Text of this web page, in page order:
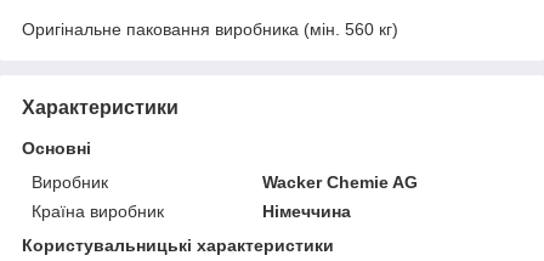
Оригінальне паковання виробника (мін. 560 кг)
Характеристики
Основні
Виробник
Wacker Chemie AG
Країна виробник
Німеччина
Користувальницькі характеристики